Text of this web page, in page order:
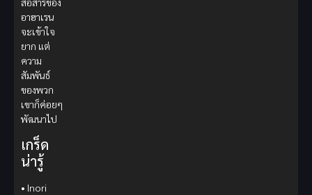
อาฮาเรน
จะเข้าใจ
ยาก แต่
ความ
สัมพันธ์
ของพวก
เขาก็ค่อยๆ
พัฒนาไป
เกร็ด
น่ารู้
• Inori